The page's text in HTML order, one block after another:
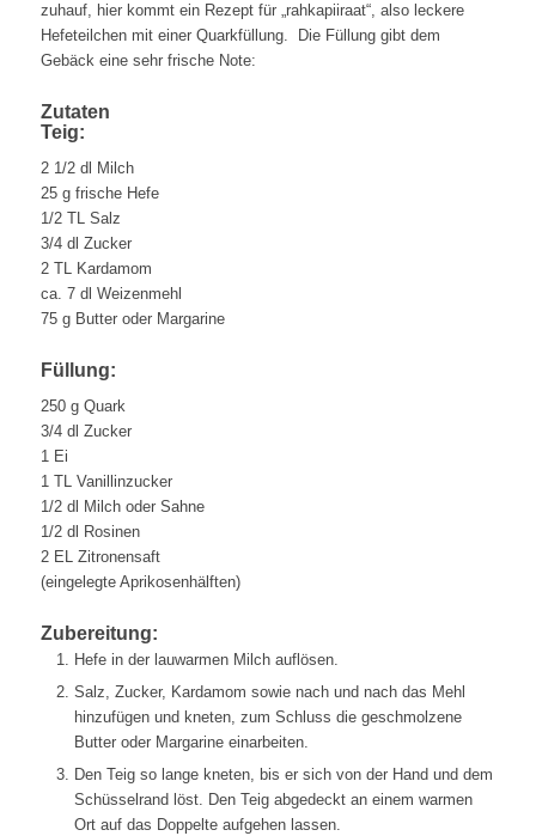
zuhauf, hier kommt ein Rezept für „rahkapiiraat“, also leckere
Hefeteilchen mit einer Quarkfüllung. Die Füllung gibt dem
Gebäck eine sehr frische Note:
Zutaten
Teig:
2 1/2 dl Milch
25 g frische Hefe
1/2 TL Salz
3/4 dl Zucker
2 TL Kardamom
ca. 7 dl Weizenmehl
75 g Butter oder Margarine
Füllung:
250 g Quark
3/4 dl Zucker
1 Ei
1 TL Vanillinzucker
1/2 dl Milch oder Sahne
1/2 dl Rosinen
2 EL Zitronensaft
(eingelegte Aprikosenhälften)
Zubereitung:
Hefe in der lauwarmen Milch auflösen.
Salz, Zucker, Kardamom sowie nach und nach das Mehl
hinzufügen und kneten, zum Schluss die geschmolzene
Butter oder Margarine einarbeiten.
Den Teig so lange kneten, bis er sich von der Hand und dem
Schüsselrand löst. Den Teig abgedeckt an einem warmen
Ort auf das Doppelte aufgehen lassen.